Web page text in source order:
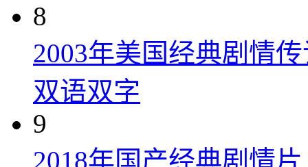
8
2003年美国经典剧情
双语双字
9
2018年国产经典剧情